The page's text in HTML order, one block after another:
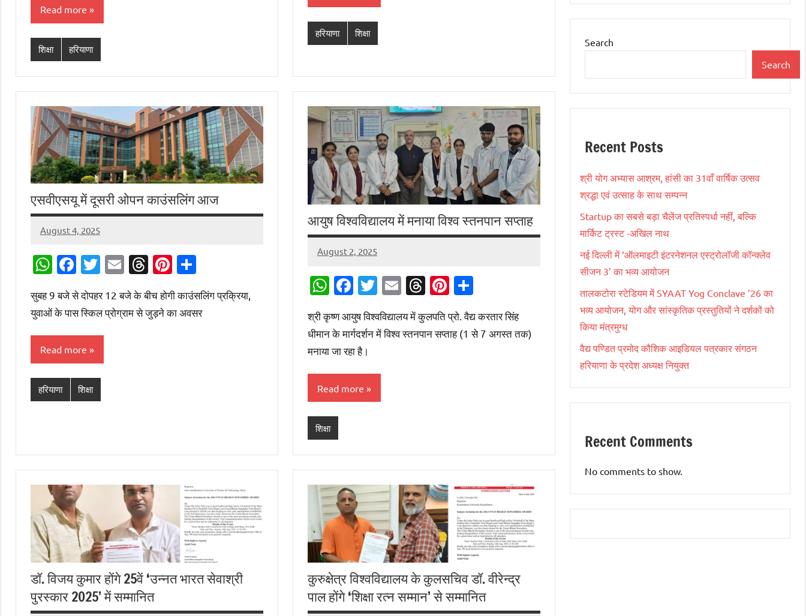
Read more
शिक्षा हरियाणा
हरियाणा शिक्षा
एसवीएसयू में दूसरी ओपन काउंसलिंग आज
August 4, 2025
Digital
DeskWhatsApp
Facebook
Twitter
EmailThreads
Pinterest
सुबह 9 बजे से दोपहर 12 बजे के बीच होगी काउंसलिंग प्रक्रिया,
युवाओं के पास स्किल प्रोग्राम से जुड़ने का अवसर
Read more
हरियाणा शिक्षा
आयुष विश्वविद्यालय में मनाया विश्व स्तनपान सप्ताह
August 2, 2025
Digital
DeskWhatsApp
Facebook
Twitter
EmailThreads
Pinterest
श्री कृष्ण आयुष विश्वविद्यालय में कुलपति प्रो. वैद्य करतार सिंह
धीमान के मार्गदर्शन में विश्व स्तनपान सप्ताह (1 से 7 अगस्त तक)
मनाया जा रहा है।
Read more
शिक्षा
डॉ. विजय कुमार होंगे 25वें ‘उन्नत भारत सेवाश्री
पुरस्कार 2025’ में सम्मानित
कुरुक्षेत्र विश्वविद्यालय के कुलसचिव डॉ. वीरेन्द्र
पाल होंगे ‘शिक्षा रत्न सम्मान’ से सम्मानित
Search
Search
Recent Posts
श्री योग अभ्यास आश्रम, हांसी का 31वाँ वार्षिक उत्सव
श्रद्धा एवं उत्साह के साथ सम्पन्न
Startup का सबसे बड़ा चैलेंज प्रतिस्पर्धा नहीं, बल्कि
मार्किट ट्रस्ट -अखिल नाथ
नई दिल्ली में ‘ऑलमाइटी इंटरनेशनल एस्ट्रोलॉजी कॉन्क्लेव
सीजन 3’ का भव्य आयोजन
तालकटोरा स्टेडियम में SYAAT Yog Conclave ’26 का
भव्य आयोजन, योग और सांस्कृतिक प्रस्तुतियों ने दर्शकों को
किया मंत्रमुग्ध
वैद्य पण्डित प्रमोद कौशिक आइडियल पत्रकार संगठन
हरियाणा के प्रदेश अध्यक्ष नियुक्त
Recent Comments
No comments to show.